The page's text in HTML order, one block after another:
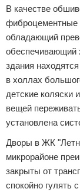
В качестве
фиброцементные
обладающий
обеспечивающий
здания
в холлах
детские коляски
вещей
установлена
Дворы в ЖК
микрорайоне
закрыты от
спокойно гулять